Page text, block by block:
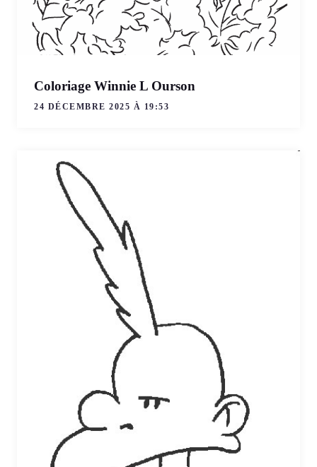
Coloriage Winnie L Ourson
24 DÉCEMBRE 2025 À 19:53